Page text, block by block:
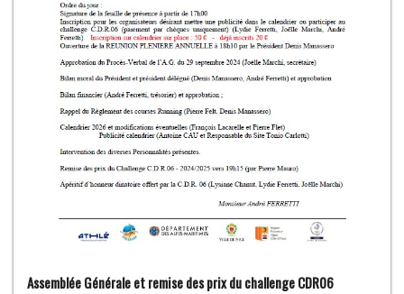
Assemblée Générale et remise des prix du challenge CDR06